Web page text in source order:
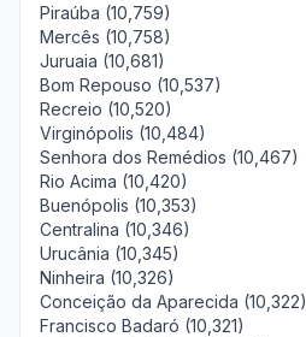
Piraúba (10,759)
Mercês (10,758)
Juruaia (10,681)
Bom Repouso (10,537)
Recreio (10,520)
Virginópolis (10,484)
Senhora dos Remédios (10,467)
Rio Acima (10,420)
Buenópolis (10,353)
Centralina (10,346)
Urucânia (10,345)
Ninheira (10,326)
Conceição da Aparecida (10,322)
Francisco Badaró (10,321)